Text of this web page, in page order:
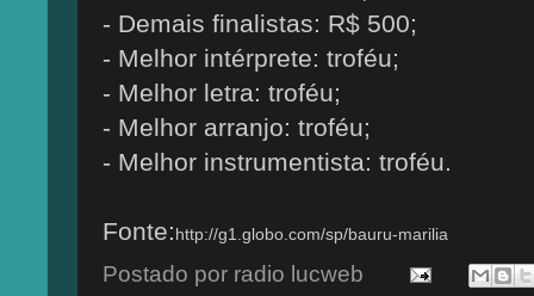
- Demais finalistas: R$ 500;
- Melhor intérprete: troféu;
- Melhor letra: troféu;
- Melhor arranjo: troféu;
- Melhor instrumentista: troféu.
Fonte:http://g1.globo.com/sp/bauru-marilia
Postado por radio lucweb